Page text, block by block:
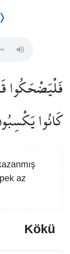
فَلْيَضْحَكُوا
كَانُوا
az
Kökü